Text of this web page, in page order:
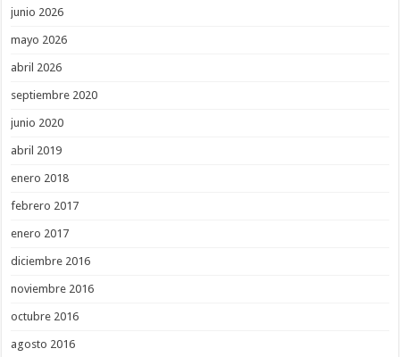
junio 2026
mayo 2026
abril 2026
septiembre 2020
junio 2020
abril 2019
enero 2018
febrero 2017
enero 2017
diciembre 2016
noviembre 2016
octubre 2016
agosto 2016